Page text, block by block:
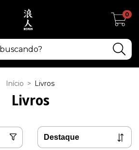
0
Início > Livros
Livros